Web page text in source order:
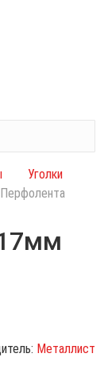
Уголки
Перфолента
Металлист